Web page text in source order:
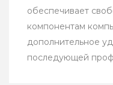
обеспечивает
компонентам
дополнительное
последующей